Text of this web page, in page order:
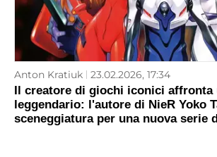
Anton Kratiuk 23.02.2026, 17:34
Il creatore di giochi iconici affronta
leggendario: l'autore di NieR Yoko
sceneggiatura per una nuova serie